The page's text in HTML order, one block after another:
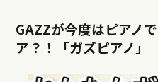
GAZZが今度はピアノ
ア？！「ガズピアノ」